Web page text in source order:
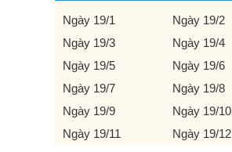
Ngày 19/1
Ngày 19/2
Ngày 19/3
Ngày 19/4
Ngày 19/5
Ngày 19/6
Ngày 19/7
Ngày 19/8
Ngày 19/9
Ngày 19/10
Ngày 19/11
Ngày 19/12